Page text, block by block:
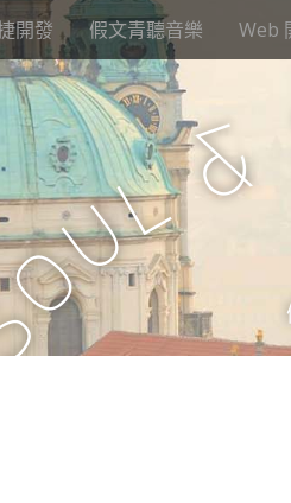
開發 假文青聽音樂 Web
u
l&